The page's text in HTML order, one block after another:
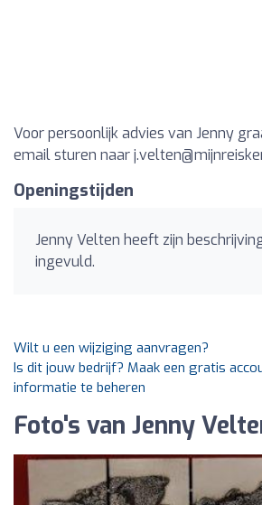
Voor persoonlijk advies van Jenny
email sturen naar
Openingstijden
Jenny Velten heeft zijn
ingevuld.
Wilt u een wijziging aanvragen?
Is dit jouw bedrijf? Maak een gratis
informatie te beheren
Foto's van Jenny